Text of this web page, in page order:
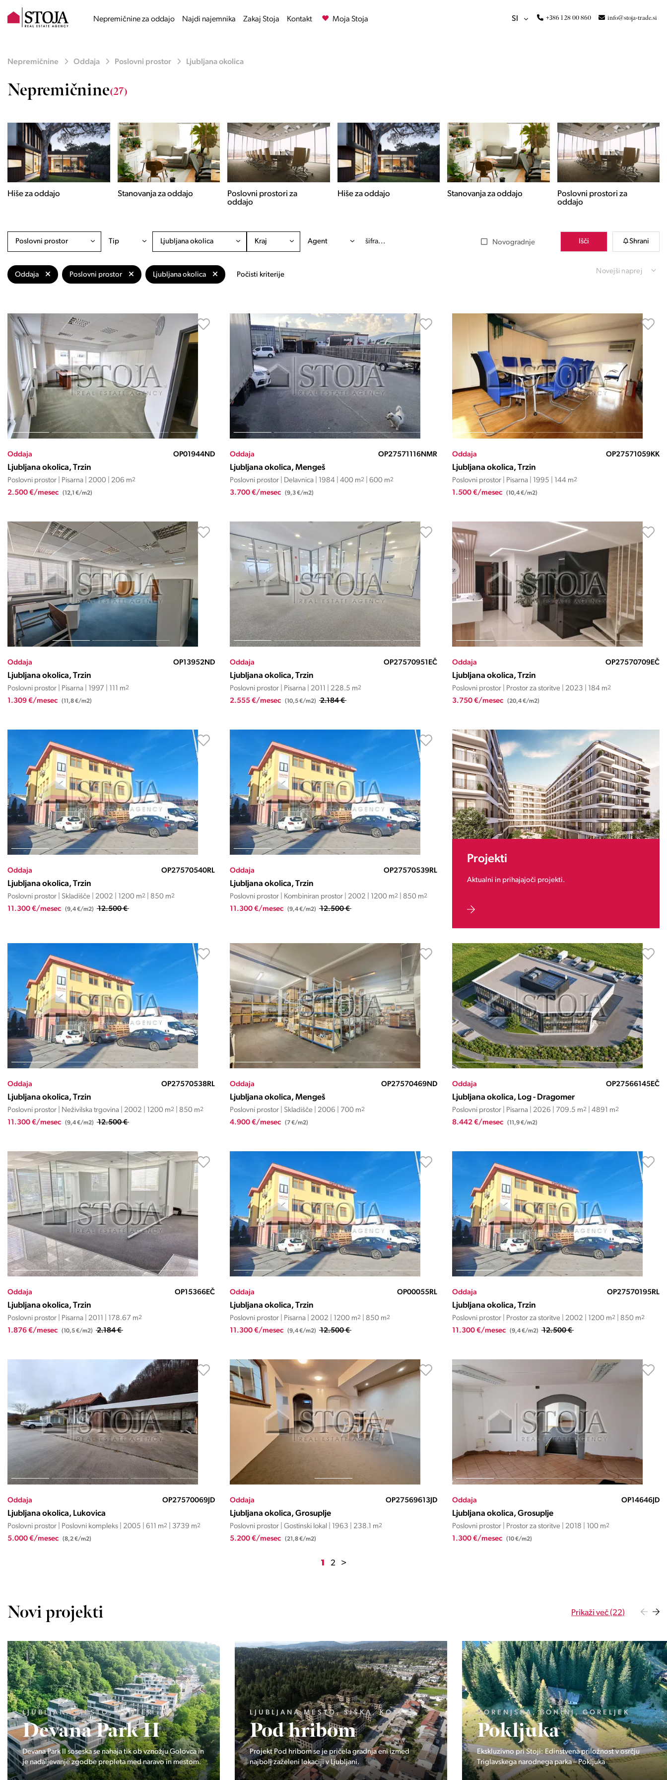
Nepremičnine za oddajo Najdi najemnika Zakaj Stoja Kontakt Moja Stoja SI +386 1 28 00 860 info@stoja-trade.si
Nepremičnine Oddaja Poslovni prostor Ljubljana okolica
Nepremičnine(27)
Hiše za oddajo Stanovanja za oddajo
Poslovni prostori za
oddajo
Hiše za oddajo Stanovanja za oddajo
Poslovni prostori za
oddajo
Poslovni prostor Tip Ljubljana okolica Kraj Agent Novogradnje Išči Shrani
Oddaja Poslovni prostor Ljubljana okolica Počisti kriterije Novejši naprej
Oddaja OP01944ND
Ljubljana okolica, Trzin
Poslovni prostor | Pisarna | 2000 | 206 m2
2.500 €/mesec (12,1 €/m2)
Oddaja OP27571116NMR
Ljubljana okolica, Mengeš
Poslovni prostor | Delavnica | 1984 | 400 m2| 600 m2
3.700 €/mesec (9,3 €/m2)
Oddaja OP27571059KK
Ljubljana okolica, Trzin
Poslovni prostor | Pisarna | 1995 | 144 m2
1.500 €/mesec (10,4 €/m2)
Oddaja OP13952ND
Ljubljana okolica, Trzin
Poslovni prostor | Pisarna | 1997 | 111 m2
1.309 €/mesec (11,8 €/m2)
Oddaja OP27570951EČ
Ljubljana okolica, Trzin
Poslovni prostor | Pisarna | 2011 | 228.5 m2
2.555 €/mesec (10,5 €/m2) 2.184 €
Oddaja OP27570709EČ
Ljubljana okolica, Trzin
Poslovni prostor | Prostor za storitve | 2023 | 184 m2
3.750 €/mesec (20,4 €/m2)
Oddaja OP27570540RL
Ljubljana okolica, Trzin
Poslovni prostor | Skladišče | 2002 | 1200 m2 | 850 m2
11.300 €/mesec (9,4 €/m2) 12.500 €
Oddaja OP27570539RL
Ljubljana okolica, Trzin
Poslovni prostor | Kombiniran prostor | 2002 | 1200 m2| 850 m2
11.300 €/mesec (9,4 €/m2) 12.500 €
Projekti
Aktualni in prihajajoči projekti.
Oddaja OP27570538RL
Ljubljana okolica, Trzin
Poslovni prostor | Neživilska trgovina | 2002 | 1200 m2 | 850 m2
11.300 €/mesec (9,4 €/m2) 12.500 €
Oddaja OP27570469ND
Ljubljana okolica, Mengeš
Poslovni prostor | Skladišče | 2006 | 700 m2
4.900 €/mesec (7 €/m2)
Oddaja OP27566145EČ
Ljubljana okolica, Log - Dragomer
Poslovni prostor | Pisarna | 2026 | 709.5 m2| 4891 m2
8.442 €/mesec (11,9 €/m2)
Oddaja OP15366EČ
Ljubljana okolica, Trzin
Poslovni prostor | Pisarna | 2011 | 178.67 m2
1.876 €/mesec (10,5 €/m2) 2.184 €
Oddaja OP00055RL
Ljubljana okolica, Trzin
Poslovni prostor | Pisarna | 2002 | 1200 m2| 850 m2
11.300 €/mesec (9,4 €/m2) 12.500 €
Oddaja OP27570195RL
Ljubljana okolica, Trzin
Poslovni prostor | Prostor za storitve | 2002 | 1200 m2| 850 m2
11.300 €/mesec (9,4 €/m2) 12.500 €
Oddaja OP27570069JD
Ljubljana okolica, Lukovica
Poslovni prostor | Poslovni kompleks | 2005 | 611 m2 | 3739 m2
5.000 €/mesec (8,2 €/m2)
Oddaja OP27569613JD
Ljubljana okolica, Grosuplje
Poslovni prostor | Gostinski lokal | 1963 | 238.1 m2
5.200 €/mesec (21,8 €/m2)
Oddaja OP14646JD
Ljubljana okolica, Grosuplje
Poslovni prostor | Prostor za storitve | 2018 | 100 m2
1.300 €/mesec (10 €/m2)
1 2 >
Novi projekti Prikaži več (22)
LJUBLJANA MESTO, ŠIŠKA, KOSEZE
Pod hribom
Projekt Pod hribom se je pričela gradnja eni izmed
najbolj zaželeni lokaciji v Ljubljani.
GORENJSKA, BOHINJ, GORELJEK
Pokljuka
Ekskluzivno pri Stoji: Edinstvena priložnost v osrčju
Triglavskega narodnega parka – Pokljuka
OBALNO - KRAŠKA, PIRAN, PORTOROŽ
Vila Olea
Zasebna rezidenca treh ekskluzivnih domov v Portorožu.